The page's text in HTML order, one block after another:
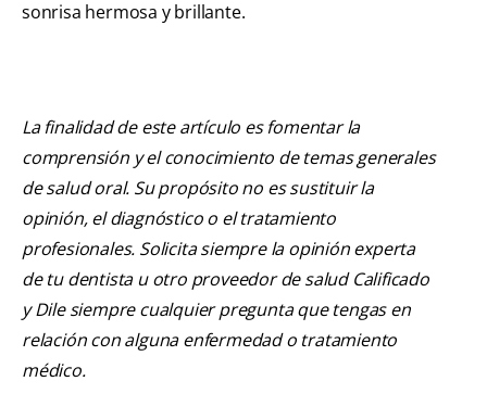
sonrisa hermosa y brillante.
La finalidad de este artículo es fomentar la
comprensión y el conocimiento de temas generales
de salud oral. Su propósito no es sustituir la
opinión, el diagnóstico o el tratamiento
profesionales. Solicita siempre la opinión experta
de tu dentista u otro proveedor de salud Calificado
y Dile siempre cualquier pregunta que tengas en
relación con alguna enfermedad o tratamiento
médico.